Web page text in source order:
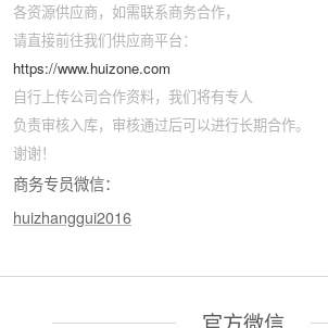
各资源供应商，如需联系商务合作，
请直接前往我们供应商平台：
https://www.huizone.com
自行上传公司合作资料，我们将有专人
负责审核入库，审核通过后可以进行长期合作。
谢谢！
商务专员微信：
huizhanggui2016